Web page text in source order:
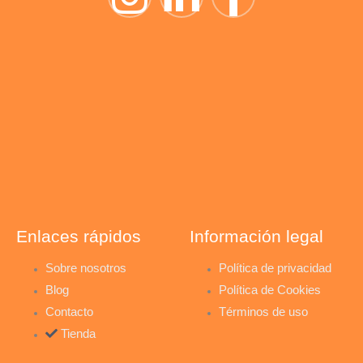
n
r
i
i
a
o
k
-
Enlaces rápidos
Sobre nosotros
Blog
Contacto
Tienda
Información legal
Política de privacidad
Política de Cookies
Términos de uso